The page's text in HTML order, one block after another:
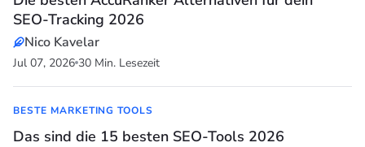
SEO-Tracking 2026
Nico Kavelar
Jul 07, 2026 30 Min. Lesezeit
BESTE MARKETING TOOLS
Das sind die 15 besten SEO-Tools 2026